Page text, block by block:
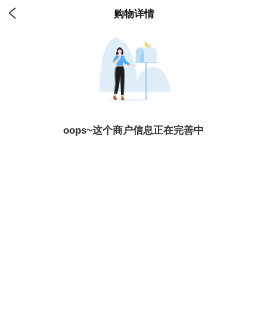
 购物详情
oops~这个商户信息正在完善中